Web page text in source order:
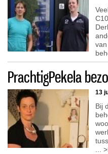
PrachtigPekela
13
Bij
...